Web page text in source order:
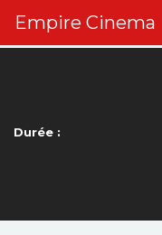
Empire Cinema
Durée :